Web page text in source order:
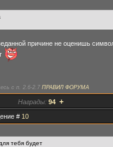
причине не оценишь
с п. 2.6-2.7 ПРАВИЛ ФОРУМА
Награды: 94 +
# 10
тебя будет